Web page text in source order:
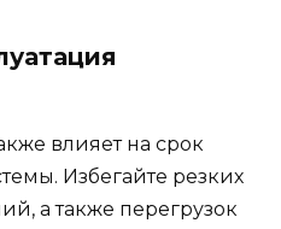
влияет на срок
Избегайте резких
а также перегрузок